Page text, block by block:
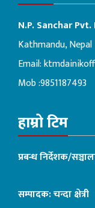
N.P. Sanchar
Kathmandu, Nepal
Email:
Mob :9851187493
हाम्रो टिम
प्रबन्ध निर्देशक/
सम्पादक: चन्दा क्षेत्री